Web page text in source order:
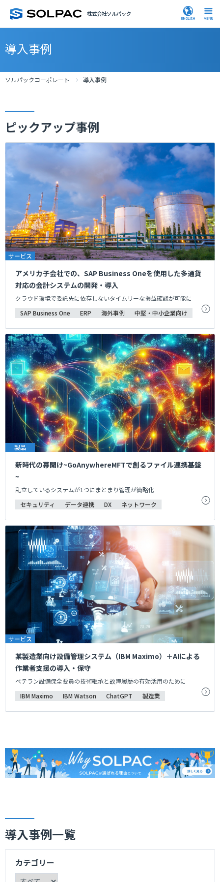
株式会社ソルパック
導入事例
ソルパックコーポレート 導入事例
ピックアップ事例
サービス
アメリカ子会社での、SAP Business Oneを使用した多通貨
対応の会計システムの開発・導入
クラウド環境で委託先に依存しないタイムリーな損益確認が可能に
SAP Business One
ERP 海外事例 中堅・中小企業向け
製品
新時代の幕開け~GoAnywhereMFTで創るファイル連携基盤
~
乱立しているシステムが1つにまとまり管理が簡略化
セキュリティ
データ連携 DX ネットワーク
サービス
某製造業向け設備管理システム（IBM Maximo）＋AIによる
作業者支援の導入・保守
ベテラン設備保全要員の技術継承と故障履歴の有効活用のために
IBM Maximo
IBM Watson ChatGPT 製造業
導入事例一覧
カテゴリー